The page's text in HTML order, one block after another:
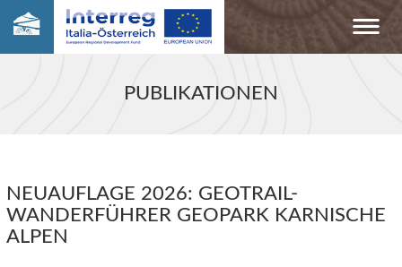
PUBLIKATIONEN
NEUAUFLAGE 2026: GEOTRAIL-
WANDERFÜHRER GEOPARK KARNISCHE
ALPEN